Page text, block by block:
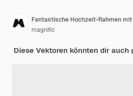
Fantastische Hochzeit-Rahmen
magnific
Diese Vektoren könnten dir auch